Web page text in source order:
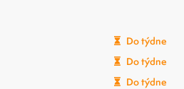
Do týdne
Do týdne
Do týdne